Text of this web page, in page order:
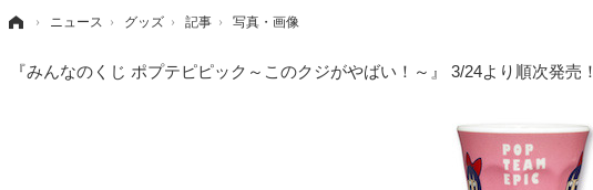
› ニュース › グッズ › 記事 › 写真・画像
『みんなのくじ ポプテピピック～このクジがやばい！～』 3/24より順次発売！